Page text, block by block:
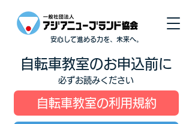
安心して進める力を、未来へ。
自転車教室のお申込前に
必ずお読みください
自転車教室の利用規約